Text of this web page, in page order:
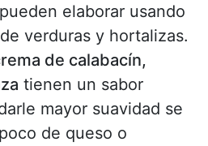
elaborar usando
verduras y hortalizas.
de calabacín,
tienen un sabor
mayor suavidad se
de queso o